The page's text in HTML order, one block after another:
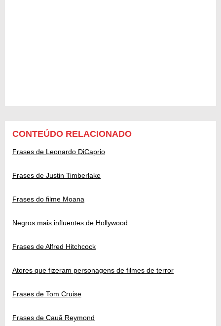
CONTEÚDO RELACIONADO
Frases de Leonardo DiCaprio
Frases de Justin Timberlake
Frases do filme Moana
Negros mais influentes de Hollywood
Frases de Alfred Hitchcock
Atores que fizeram personagens de filmes de terror
Frases de Tom Cruise
Frases de Cauã Reymond